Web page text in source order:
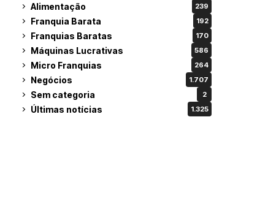
Alimentação 239
Franquia Barata 192
Franquias Baratas 170
Máquinas Lucrativas 586
Micro Franquias 264
Negócios 1.707
Sem categoria 2
Últimas notícias 1.325